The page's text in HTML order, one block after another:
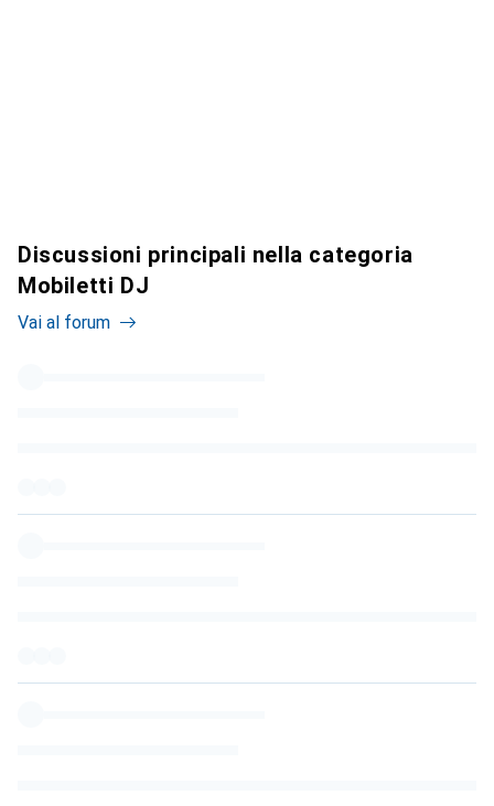
Discussioni principali nella categoria
Mobiletti DJ
Vai al forum